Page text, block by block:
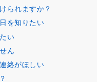
られますか？
を知りたい
い
ん
絡がほしい